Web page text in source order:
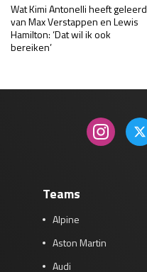
Wat Kimi Antonelli heeft geleerd
van Max Verstappen en Lewis
Hamilton: ‘Dat wil ik ook
bereiken’
Teams
Alpine
Aston Martin
Audi